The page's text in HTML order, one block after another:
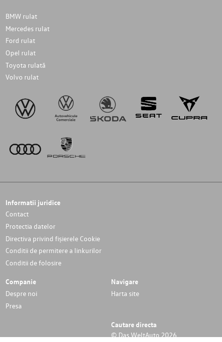
BMW rulat
Mercedes rulat
Ford rulat
Opel rulat
Toyota rulată
Volvo rulat
Informatii juridice
Contact
Protectia datelor
Directiva privind fișierele Cookie
Conditii de permitere a linkurilor
Conditii de folosire
Companie
Despre noi
Presa
Navigare
Harta site
Cautare directa
© Das WeltAuto 2026